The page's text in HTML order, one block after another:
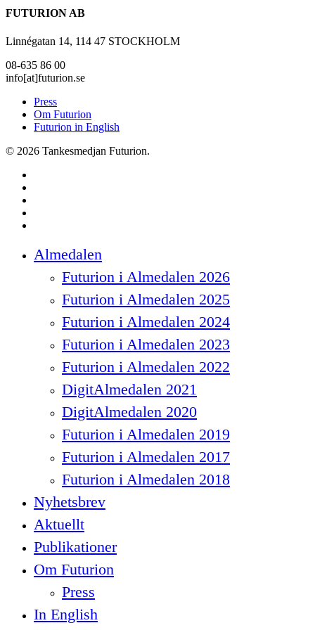
FUTURION AB
Linnégatan 14, 114 47 STOCKHOLM
08-635 86 00
info[at]futurion.se
Press
Om Futurion
Futurion in English
© 2026 Tankesmedjan Futurion.
Menu
Almedalen
Futurion i Almedalen 2026
Futurion i Almedalen 2025
Futurion i Almedalen 2024
Futurion i Almedalen 2023
Futurion i Almedalen 2022
DigitAlmedalen 2021
DigitAlmedalen 2020
Futurion i Almedalen 2019
Futurion i Almedalen 2017
Futurion i Almedalen 2018
Nyhetsbrev
Aktuellt
Publikationer
Om Futurion
Press
In English